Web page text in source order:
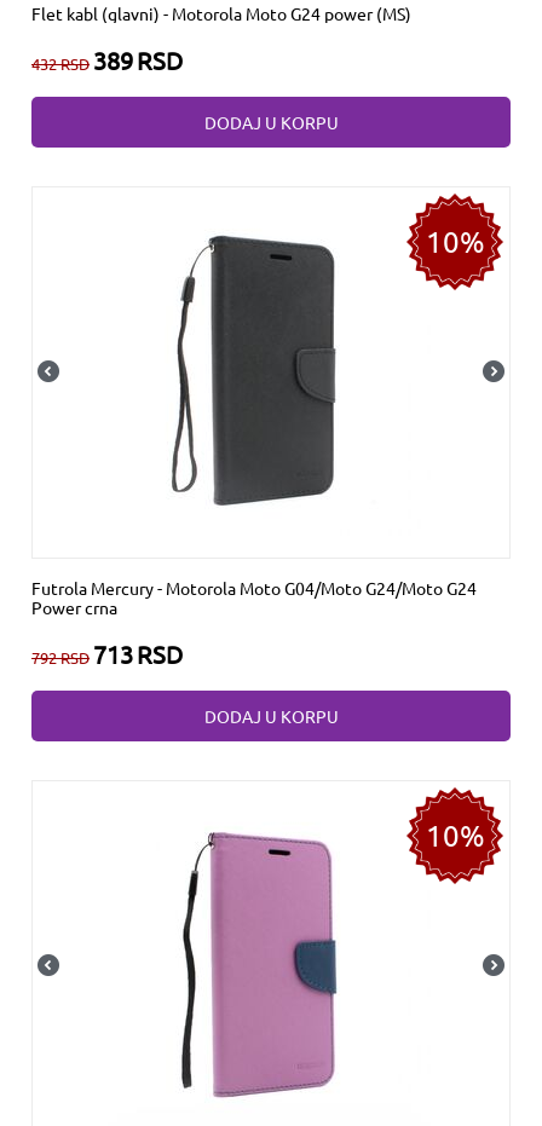
Flet kabl (glavni) - Motorola Moto G24 power (MS)
432RSD 389RSD
DODAJ U KORPU
10%
Futrola Mercury - Motorola Moto G04/Moto G24/Moto G24
Power crna
792RSD 713RSD
DODAJ U KORPU
10%